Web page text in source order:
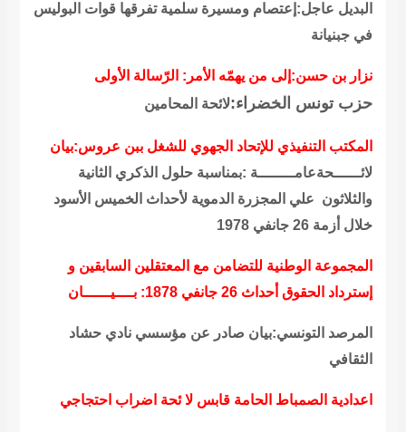
البديل عاجل:إعتصام ومسيرة سلمية تفرقها قوات البوليس
في جبنيانة
نزار بن حسن:إلى من يهمّه الأمر: الرّسالة الأولى
حزب تونس الخضراء:لائحة المحامين
المكتب التنفيذي للإتحاد الجهوي للشغل ببن عروس:بيان
لائــــــحةعامــــــــة :بمناسبة حلول الذكري الثانية
والثلاثون علي المجزرة الدموية لأحداث الخميس الأسود
خلال أزمة 26 جانفي 1978
المجموعة الوطنية للتضامن مع المعتقلين السابقين و
إسترداد الحقوق أحداث 26 جانفي 1878: بــــيــــــان
المرصد التونسي:بيان صادر عن مؤسسي نادي حشاد
الثقافي
اعدادية الصمباط الحامة قابس لا ئحة اضراب احتجاجي